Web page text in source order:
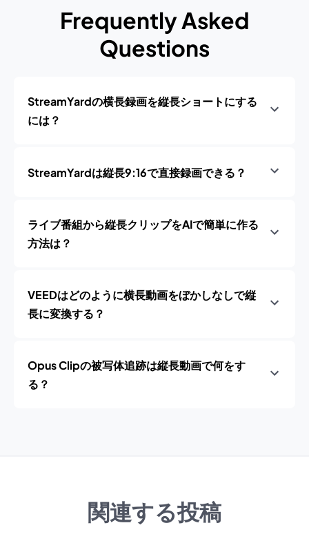
Frequently Asked
Questions
StreamYardの横長録画を縦長ショートにする
には？
StreamYardは縦長9:16で直接録画できる？
ライブ番組から縦長クリップをAIで簡単に作る
方法は？
VEEDはどのように横長動画をぼかしなしで縦
長に変換する？
Opus Clipの被写体追跡は縦長動画で何をす
る？
関連する投稿